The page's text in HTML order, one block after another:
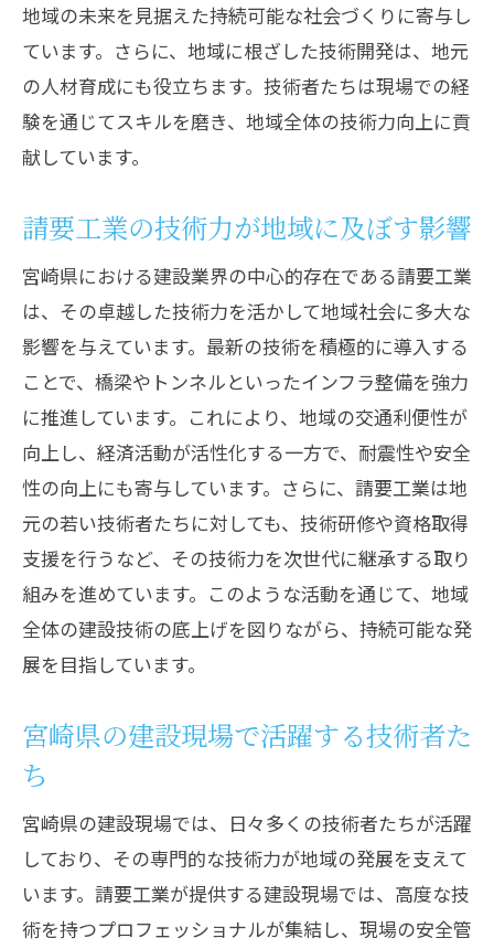
地域の未来を見据えた持続可能な社会づくりに寄与し
ています。さらに、地域に根ざした技術開発は、地元
の人材育成にも役立ちます。技術者たちは現場での経
験を通じてスキルを磨き、地域全体の技術力向上に貢
献しています。
請要工業の技術力が地域に及ぼす影響
宮崎県における建設業界の中心的存在である請要工業
は、その卓越した技術力を活かして地域社会に多大な
影響を与えています。最新の技術を積極的に導入する
ことで、橋梁やトンネルといったインフラ整備を強力
に推進しています。これにより、地域の交通利便性が
向上し、経済活動が活性化する一方で、耐震性や安全
性の向上にも寄与しています。さらに、請要工業は地
元の若い技術者たちに対しても、技術研修や資格取得
支援を行うなど、その技術力を次世代に継承する取り
組みを進めています。このような活動を通じて、地域
全体の建設技術の底上げを図りながら、持続可能な発
展を目指しています。
宮崎県の建設現場で活躍する技術者た
ち
宮崎県の建設現場では、日々多くの技術者たちが活躍
しており、その専門的な技術力が地域の発展を支えて
います。請要工業が提供する建設現場では、高度な技
術を持つプロフェッショナルが集結し、現場の安全管